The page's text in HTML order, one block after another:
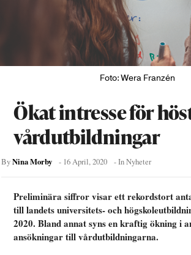
Foto: Wera Franzén
Ökat intresse för
vårdutbildningar
ByNina Morby - 16 April, 2020 - InNyheter
Preliminära siffror visar ett rekordstort
till landets universitets- och
2020. Bland annat syns en kraftig ökning i
ansökningar till vårdutbildningarna.